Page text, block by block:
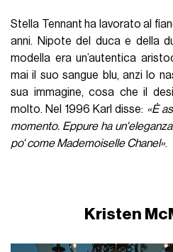
Stella Tennant ha lavorato al
anni. Nipote del duca e della
modella era un’autentica
mai il suo sangue blu, anzi lo
sua immagine, cosa che il
molto. Nel 1996 Karl disse: «È
momento. Eppure ha
po' come Mademoiselle Chanel».
Kristen